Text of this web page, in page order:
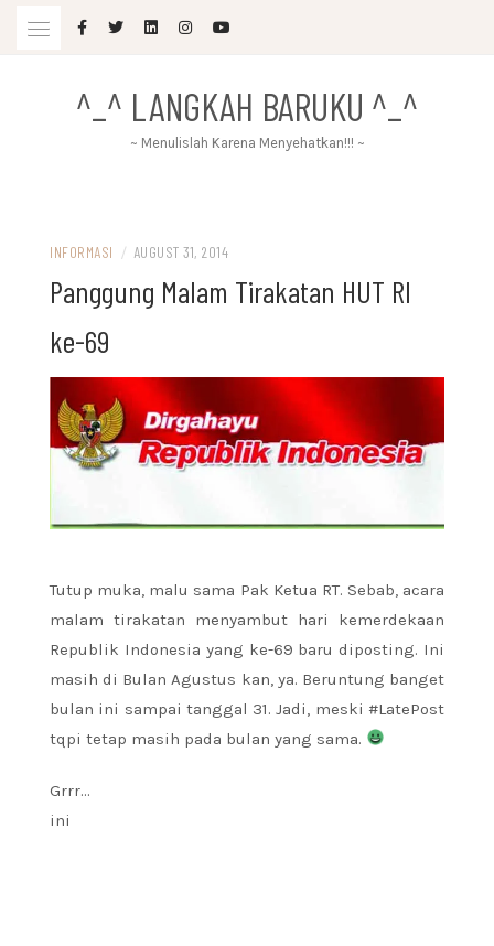
^_^ LANGKAH BARUKU ^_^
~ Menulislah Karena Menyehatkan!!! ~
INFORMASI / AUGUST 31, 2014
Panggung Malam Tirakatan HUT RI
ke-69
Tutup muka, malu sama Pak Ketua RT. Sebab, acara
malam tirakatan menyambut hari kemerdekaan
Republik Indonesia yang ke-69 baru diposting. Ini
masih di Bulan Agustus kan, ya. Beruntung banget
bulan ini sampai tanggal 31. Jadi, meski #LatePost
tqpi tetap masih pada bulan yang sama.
Grrr…
ini